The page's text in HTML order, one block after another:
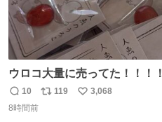
ウロコ大量に売ってた！！！！
返
信
10
リ
119
い
3,068
8時間前